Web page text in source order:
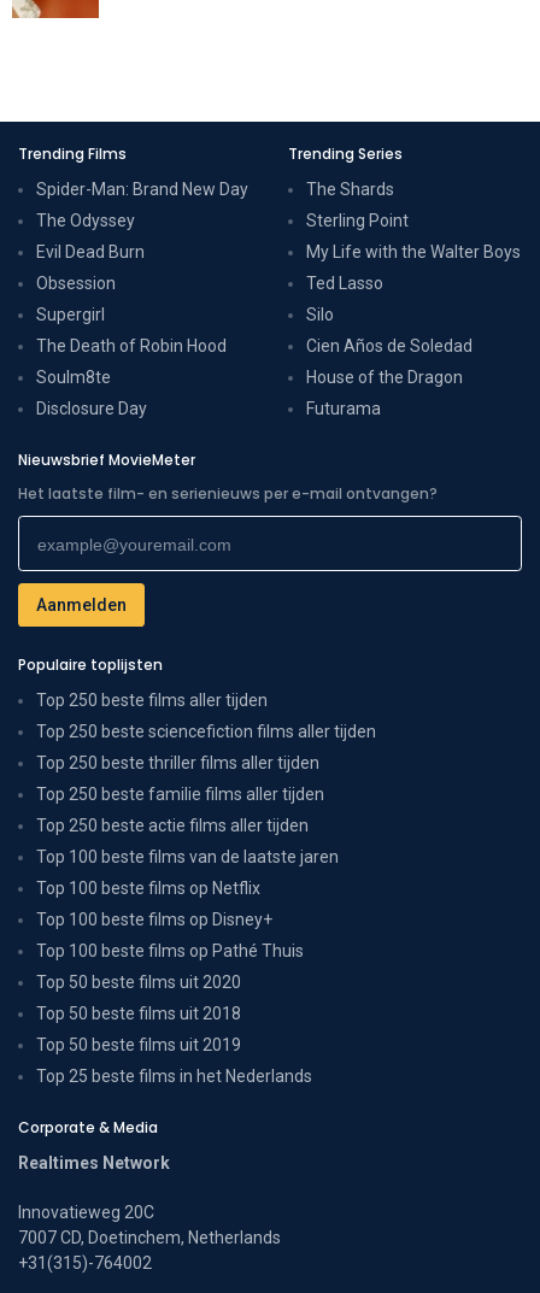
Trending Films
Spider-Man: Brand New Day
The Odyssey
Evil Dead Burn
Obsession
Supergirl
The Death of Robin Hood
Soulm8te
Disclosure Day
Trending Series
The Shards
Sterling Point
My Life with the Walter Boys
Ted Lasso
Silo
Cien Años de Soledad
House of the Dragon
Futurama
Nieuwsbrief MovieMeter
Het laatste film- en serienieuws per e-mail ontvangen?
Populaire toplijsten
Top 250 beste films aller tijden
Top 250 beste sciencefiction films aller tijden
Top 250 beste thriller films aller tijden
Top 250 beste familie films aller tijden
Top 250 beste actie films aller tijden
Top 100 beste films van de laatste jaren
Top 100 beste films op Netflix
Top 100 beste films op Disney+
Top 100 beste films op Pathé Thuis
Top 50 beste films uit 2020
Top 50 beste films uit 2018
Top 50 beste films uit 2019
Top 25 beste films in het Nederlands
Corporate & Media
Realtimes Network
Innovatieweg 20C
7007 CD, Doetinchem, Netherlands
+31(315)-764002